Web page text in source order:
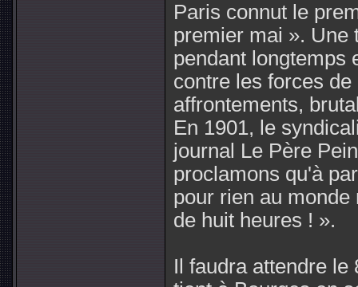
Paris connut le
premier mai ». Une
pendant longtemps
contre les forces
affrontements,
En 1901, le
journal Le Père
proclamons qu'à
pour rien au
de huit heures ! ».
Il faudra attendre le